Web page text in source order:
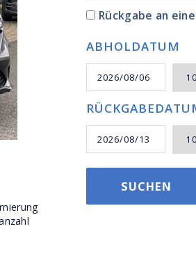
Rückgabe an
ABHOLDATUM
SUCHEN